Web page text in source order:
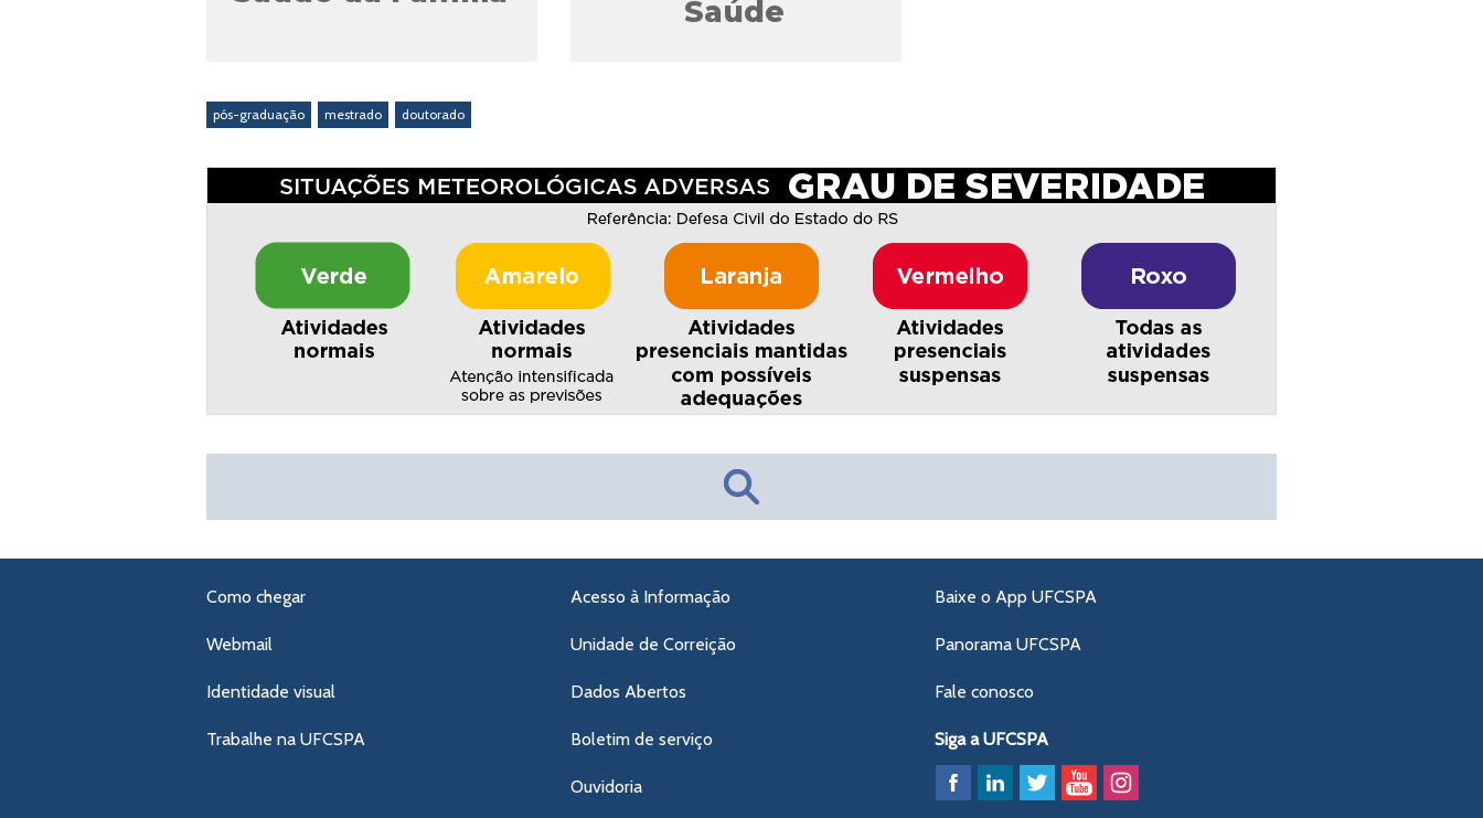
Saúde
pós-graduação mestrado doutorado
Como chegar
Webmail
Identidade visual
Trabalhe na UFCSPA
Acesso à Informação
Unidade de Correição
Dados Abertos
Boletim de serviço
Ouvidoria
Baixe o App UFCSPA
Panorama UFCSPA
Fale conosco
Siga a UFCSPA